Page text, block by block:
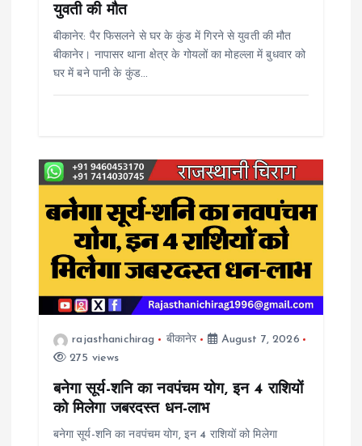
युवती की मौत
बीकानेर: पैर फिसलने से घर के कुंड में गिरने से युवती की मौत
बीकानेर। नापासर थाना क्षेत्र के गोयलों का मोहल्ला में बुधवार को
घर में बने पानी के कुंड…
rajasthanichirag बीकानेर
August 7, 2026
275 views
बनेगा सूर्य-शनि का नवपंचम योग, इन 4 राशियों
को मिलेगा जबरदस्त धन-लाभ
बनेगा सूर्य-शनि का नवपंचम योग, इन 4 राशियों को मिलेगा